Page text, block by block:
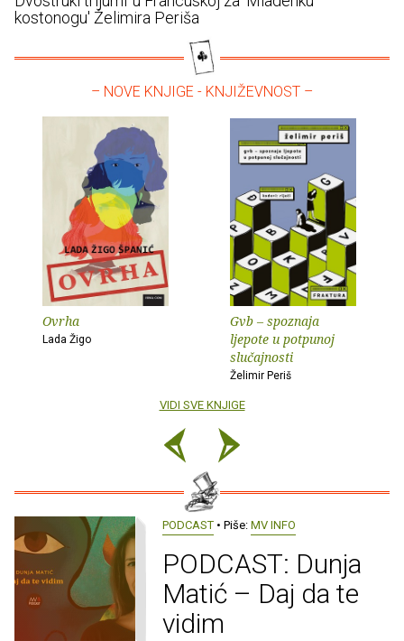
kostonogu' Želimira Periša
– NOVE KNJIGE - KNJIŽEVNOST –
Ovrha
Lada Žigo
Gvb – spoznaja
ljepote u potpunoj
slučajnosti
Želimir Periš
VIDI SVE KNJIGE
PODCAST• Piše: MV INFO
PODCAST: Dunja
Matić – Daj da te
vidim